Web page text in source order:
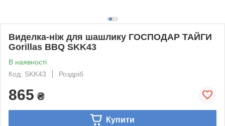
Виделка-ніж для шашлику ГОСПОДАР ТАЙГИ
Gorillas BBQ SKK43
В наявності
Код: SKK43
Роздріб
865 ₴
Купити